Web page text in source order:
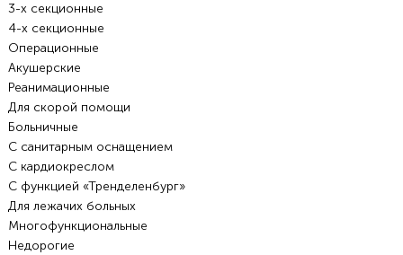
3-х секционные
4-х секционные
Операционные
Акушерские
Реанимационные
Для скорой помощи
Больничные
С санитарным оснащением
С кардиокреслом
С функцией «Тренделенбург»
Для лежачих больных
Многофункциональные
Недорогие